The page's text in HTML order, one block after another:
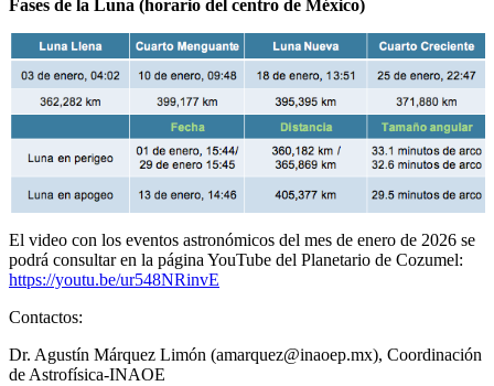
Fases de la Luna (horario del centro de México)
El video con los eventos astronómicos del mes de enero de 2026 se
podrá consultar en la página YouTube del Planetario de Cozumel:
https://youtu.be/ur548NRinvE
Contactos:
Dr. Agustín Márquez Limón (amarquez@inaoep.mx), Coordinación
de Astrofísica-INAOE